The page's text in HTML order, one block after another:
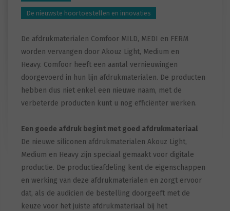
De nieuwste hoortoestellen en innovaties
De afdrukmaterialen Comfoor MILD, MEDI en FERM
worden vervangen door Akouz Light, Medium en
Heavy. Comfoor heeft een aantal vernieuwingen
doorgevoerd in hun lijn afdrukmaterialen. De producten
hebben dus niet enkel een nieuwe naam, met de
verbeterde producten kunt u nog efficiënter werken.
Een goede afdruk begint met goed afdrukmateriaal
De nieuwe siliconen afdrukmaterialen Akouz Light,
Medium en Heavy zijn speciaal gemaakt voor digitale
productie. De productieafdeling kent de eigenschappen
en werking van deze afdrukmaterialen en zorgt ervoor
dat, als de audicien de bestelling doorgeeft met de
keuze voor het juiste afdrukmateriaal bij het